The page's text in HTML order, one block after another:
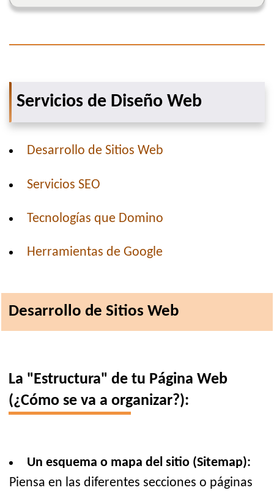
Servicios de Diseño Web
Desarrollo de Sitios Web
Servicios SEO
Tecnologías que Domino
Herramientas de Google
Desarrollo de Sitios Web
La "Estructura" de tu Página Web
(¿Cómo se va a organizar?):
Un esquema o mapa del sitio (Sitemap):
Piensa en las diferentes secciones o páginas